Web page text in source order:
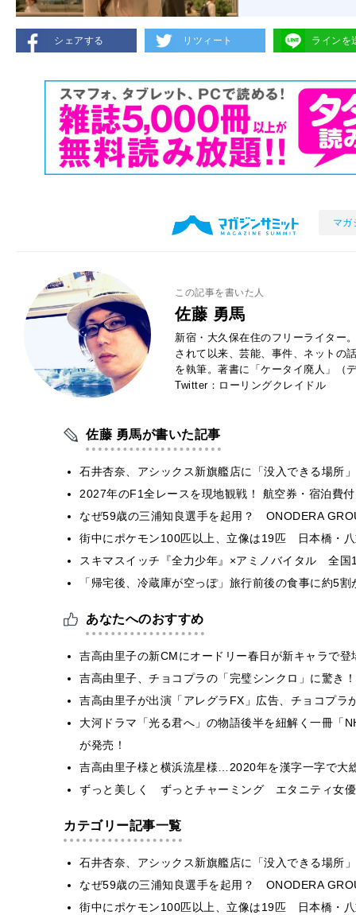
シェアする リツィート ラインを
マガ
この記事を書いた人
佐藤 勇馬
新宿・大久保在住のフリーライター
されて以来、芸能、事件、ネットの
を執筆。著書に「ケータイ廃人」（
Twitter：ローリングクレイドル
佐藤 勇馬が書いた記事
石井杏奈、アシックス新旗艦店に「没入できる場所
2027年のF1全レースを現地観戦！ 航空券・宿泊費
なぜ59歳の三浦知良選手を起用？ ONODERA
街中にポケモン100匹以上、立像は19匹 日本橋・
スキマスイッチ『全力少年』×アミノバイタル 全国
「帰宅後、冷蔵庫が空っぽ」旅行前後の食事に約5
あなたへのおすすめ
吉高由里子の新CMにオードリー春日が新キャラで
吉高由里子、チョコプラの「完璧シンクロ」に驚き
吉高由里子が出演「アレグラFX」広告、チョコプラ
大河ドラマ「光る君へ」の物語後半を紐解く一冊「
が発売！
吉高由里子様と横浜流星様…2020年を漢字一字で大
ずっと美しく ずっとチャーミング エタニティ女
カテゴリー記事一覧
石井杏奈、アシックス新旗艦店に「没入できる場所
なぜ59歳の三浦知良選手を起用？ ONODERA
街中にポケモン100匹以上、立像は19匹 日本橋・